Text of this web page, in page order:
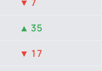
▲ 35
▼ 17